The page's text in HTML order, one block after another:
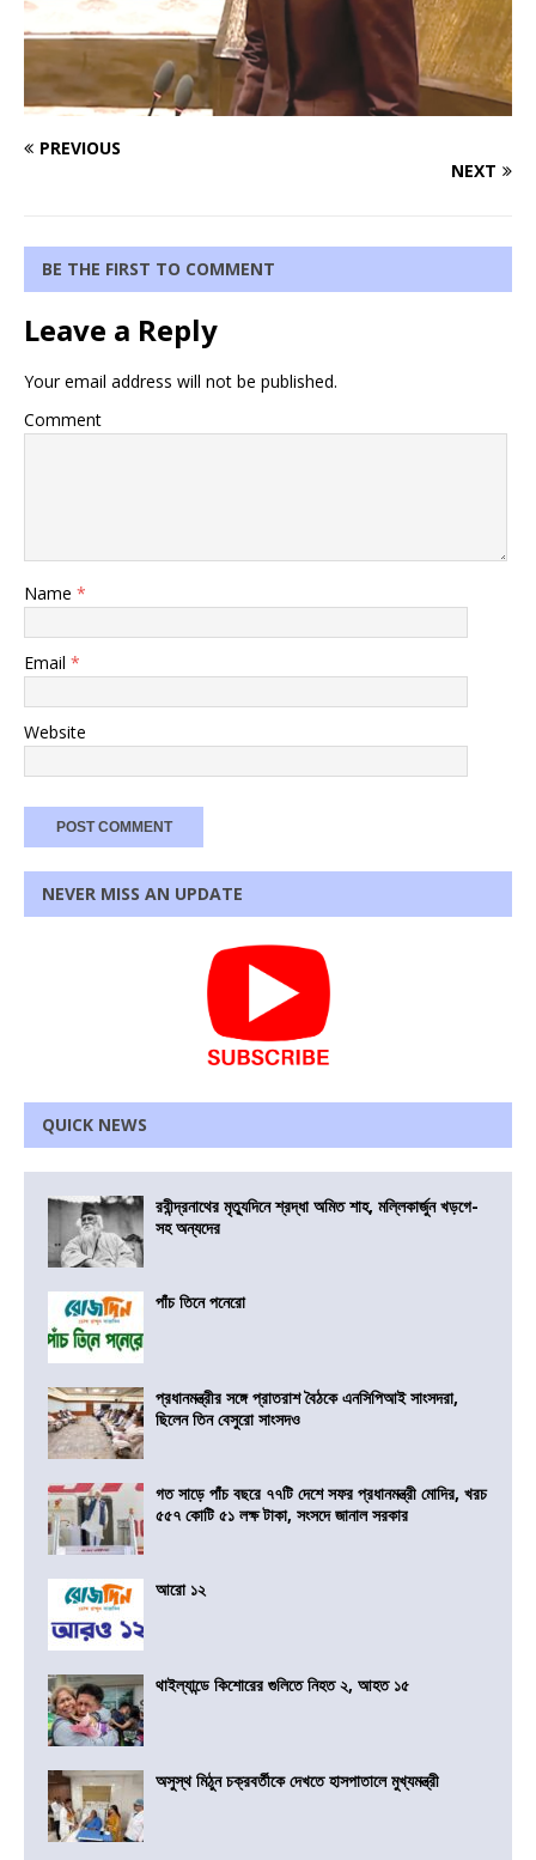
PREVIOUS
NEXT
BE THE FIRST TO COMMENT
Leave a Reply
Your email address will not be published.
Comment
Name *
Email *
Website
NEVER MISS AN UPDATE
QUICK NEWS
রবীন্দ্রনাথের মৃত্যুদিনে শ্রদ্ধা অমিত শাহ, মল্লিকার্জুন খড়গে-
সহ অন্যদের
পাঁচ তিনে পনেরো
প্রধানমন্ত্রীর সঙ্গে প্রাতরাশ বৈঠকে এনসিপিআই সাংসদরা,
ছিলেন তিন বেসুরো সাংসদও
গত সাড়ে পাঁচ বছরে ৭৭টি দেশে সফর প্রধানমন্ত্রী মোদির, খরচ
৫৫৭ কোটি ৫১ লক্ষ টাকা, সংসদে জানাল সরকার
আরো ১২
থাইল্যান্ডে কিশোরের গুলিতে নিহত ২, আহত ১৫
অসুস্থ মিঠুন চক্রবর্তীকে দেখতে হাসপাতালে মুখ্যমন্ত্রী